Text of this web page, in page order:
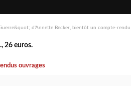
26 euros.
ouvrages